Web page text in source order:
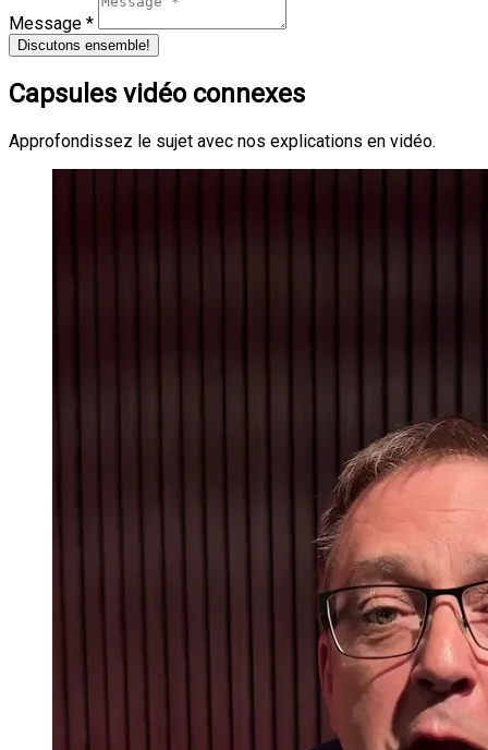
Message *
Discutons ensemble!
Capsules vidéo connexes
Approfondissez le sujet avec nos explications en vidéo.